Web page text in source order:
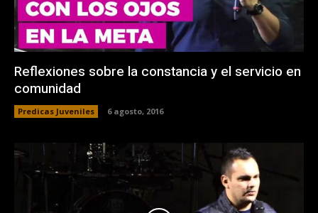
Reflexiones sobre la constancia y el servicio en
comunidad
Predicas Juveniles 6 agosto, 2016